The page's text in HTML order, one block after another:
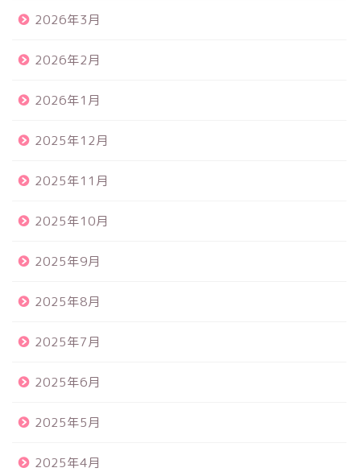
2026年3月
2026年2月
2026年1月
2025年12月
2025年11月
2025年10月
2025年9月
2025年8月
2025年7月
2025年6月
2025年5月
2025年4月